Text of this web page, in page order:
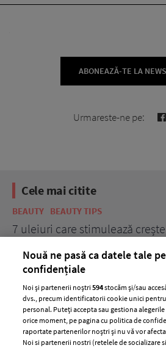
ABONEAZĂ-TE LA
Urmareste-ne pe:
Cele mai citite
BEAUTY BEAUTY TIPS
7 uleiuri care stimulează
Nouă ne pasă ca datele tale
confidențiale
Noi și partenerii noștri594stocăm și/sau
dvs., precum identificatorii cookie unici
personal. Puteți accepta sau gestiona
orice moment, pe pagina cu politica de
raportate partenerilor noștri și nu vă vor
Noi si partenerii nostri (retelele de socializare